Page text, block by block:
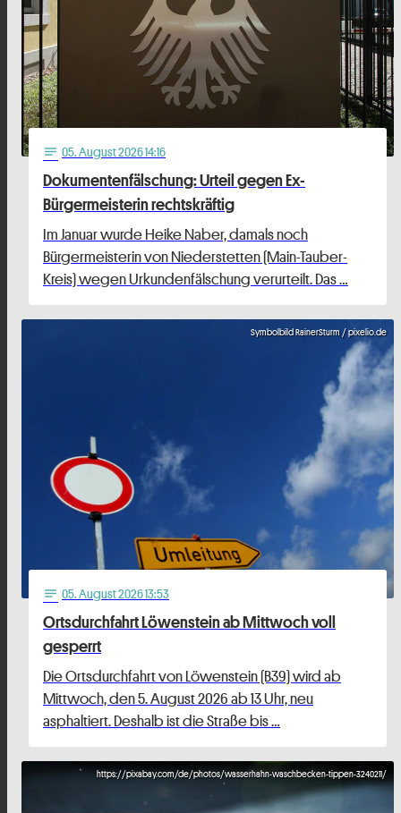
notes 05. August 2026 14:16
Dokumentenfälschung: Urteil gegen Ex-
Bürgermeisterin rechtskräftig
Im Januar wurde Heike Naber, damals noch
Bürgermeisterin von Niederstetten (Main-Tauber-
Kreis) wegen Urkundenfälschung verurteilt. Das …
Symbolbild RainerSturm / pixelio.de
notes 05. August 2026 13:53
Ortsdurchfahrt Löwenstein ab Mittwoch voll
gesperrt
Die Ortsdurchfahrt von Löwenstein (B39) wird ab
Mittwoch, den 5. August 2026 ab 13 Uhr, neu
asphaltiert. Deshalb ist die Straße bis …
https://pixabay.com/de/photos/wasserhahn-waschbecken-tippen-3240211/